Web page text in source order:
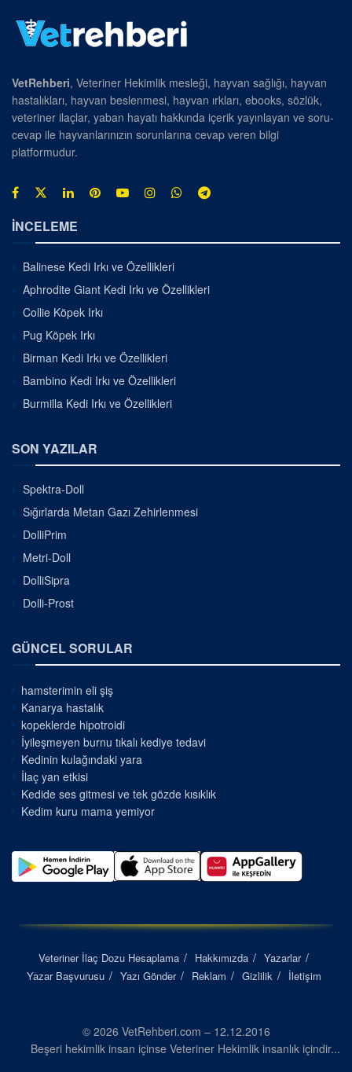
VetRehberi, Veteriner Hekimlik mesleği, hayvan sağlığı, hayvan
hastalıkları, hayvan beslenmesi, hayvan ırkları, ebooks, sözlük,
veteriner ilaçlar, yaban hayatı hakkında içerik yayınlayan ve soru-
cevap ile hayvanlarınızın sorunlarına cevap veren bilgi
platformudur.
İNCELEME
Balinese Kedi Irkı ve Özellikleri
Aphrodite Giant Kedi Irkı ve Özellikleri
Collie Köpek Irkı
Pug Köpek Irkı
Birman Kedi Irkı ve Özellikleri
Bambino Kedi Irkı ve Özellikleri
Burmilla Kedi Irkı ve Özellikleri
SON YAZILAR
Spektra-Doll
Sığırlarda Metan Gazı Zehirlenmesi
DolliPrim
Metri-Doll
DolliSipra
Dolli-Prost
GÜNCEL SORULAR
hamsterimin eli şiş
Kanarya hastalık
kopeklerde hipotroidi
İyileşmeyen burnu tıkalı kediye tedavi
Kedinin kulağındaki yara
İlaç yan etkisi
Kedide ses gitmesi ve tek gözde kısıklık
Kedim kuru mama yemiyor
Veteriner İlaç Dozu Hesaplama Hakkımızda
Yazarlar
Yazar Başvurusu
Yazı Gönder Reklam Gizlilik İletişim
© 2026 VetRehberi.com – 12.12.2016
Beşeri hekimlik insan içinse Veteriner Hekimlik insanlık içindir...